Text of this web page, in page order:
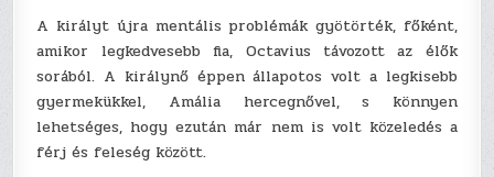
A királyt újra mentális problémák gyötörték, főként,
amikor legkedvesebb fia, Octavius távozott az élők
sorából. A királynő éppen állapotos volt a legkisebb
gyermekükkel, Amália hercegnővel, s könnyen
lehetséges, hogy ezután már nem is volt közeledés a
férj és feleség között.